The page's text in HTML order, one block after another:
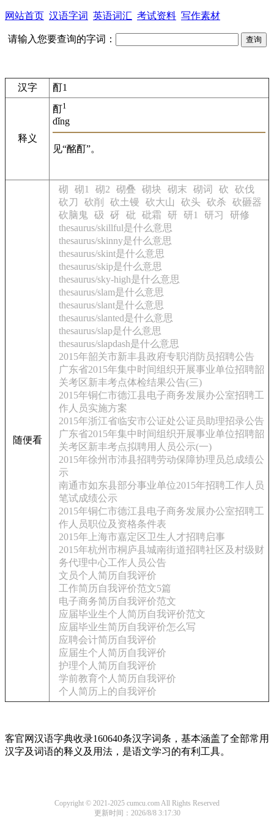
网站首页 汉语字词 英语词汇 考试资料 写作素材
请输入您要查询的字词：
汉字 酊1
释义
酊1
dǐng
见“酩酊”。
随便看
砌 砌1 砌2 砌叠 砌块 砌末 砌词 砍
砍伐
砍刀
砍削 砍土镘 砍大山 砍头 砍杀
砍砸器
砍脑鬼 砐 砑 砒 砒霜 研 研1 研习
研修
thesaurus/skillful是什么意思
thesaurus/skinny是什么意思
thesaurus/skint是什么意思
thesaurus/skip是什么意思
thesaurus/sky-high是什么意思
thesaurus/slam是什么意思
thesaurus/slant是什么意思
thesaurus/slanted是什么意思
thesaurus/slap是什么意思
thesaurus/slapdash是什么意思
2015年韶关市新丰县政府专职消防员招聘公告
广东省2015年集中时间组织开展事业单位招聘韶
关考区新丰考点体检结果公告(三)
2015年铜仁市德江县电子商务发展办公室招聘工
作人员实施方案
2015年浙江省临安市公证处公证员助理招录公告
广东省2015年集中时间组织开展事业单位招聘韶
关考区新丰考点拟聘用人员公示(一)
2015年徐州市沛县招聘劳动保障协理员总成绩公
示
南通市如东县部分事业单位2015年招聘工作人员
笔试成绩公示
2015年铜仁市德江县电子商务发展办公室招聘工
作人员职位及资格条件表
2015年上海市嘉定区卫生人才招聘启事
2015年杭州市桐庐县城南街道招聘社区及村级财
务代理中心工作人员公告
文员个人简历自我评价
工作简历自我评价范文5篇
电子商务简历自我评价范文
应届毕业生个人简历自我评价范文
应届毕业生简历自我评价怎么写
应聘会计简历自我评价
应届生个人简历自我评价
护理个人简历自我评价
学前教育个人简历自我评价
个人简历上的自我评价
客官网汉语字典收录160640条汉字词条，基本涵盖了全部常用
汉字及词语的释义及用法，是语文学习的有利工具。
Copyright © 2021-2025 cumcu.com All Rights Reserved
更新时间：2026/8/8 3:17:30